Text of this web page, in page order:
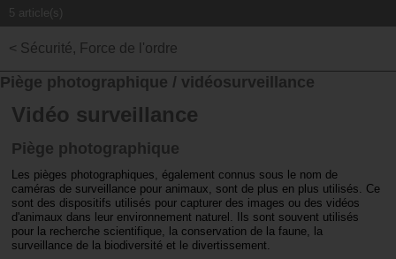
5 article(s)
< Sécurité, Force de l'ordre
Piège photographique / vidéosurveillance
Vidéo surveillance
Piège photographique
Les pièges photographiques, également connus sous le nom de
caméras de surveillance pour animaux, sont de plus en plus utilisés. Ce
sont des dispositifs utilisés pour capturer des images ou des vidéos
d'animaux dans leur environnement naturel. Ils sont souvent utilisés
pour la recherche scientifique, la conservation de la faune, la
surveillance de la biodiversité et le divertissement.